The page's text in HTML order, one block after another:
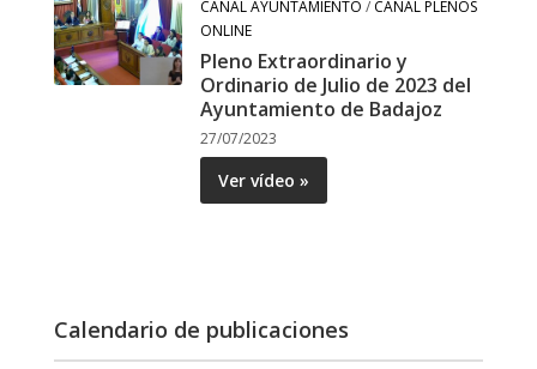
CANAL AYUNTAMIENTO / CANAL PLENOS
ONLINE
Pleno Extraordinario y
Ordinario de Julio de 2023 del
Ayuntamiento de Badajoz
27/07/2023
Ver vídeo »
Calendario de publicaciones